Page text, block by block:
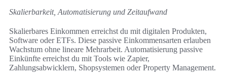
Skalierbarkeit, Automatisierung und Zeitaufwand
Skalierbares Einkommen erreichst du mit digitalen Produkten,
Software oder ETFs. Diese passive Einkommensarten erlauben
Wachstum ohne lineare Mehrarbeit. Automatisierung passive
Einkünfte erreichst du mit Tools wie Zapier,
Zahlungsabwicklern, Shopsystemen oder Property Management.